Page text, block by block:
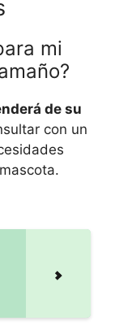
mi
de su
con un